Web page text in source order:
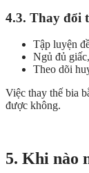
4.3. Thay đổi
Tập luyện
Ngủ đủ
Theo dõi
Việc thay thế bia
được không.
5. Khi nào